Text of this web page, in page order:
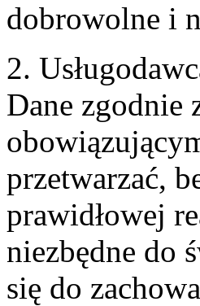
dobrowolne i
2.
Dane zgodnie
przetwarzać,
prawidłowej
niezbędne do
się do